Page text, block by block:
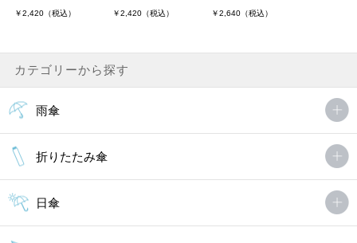
￥2,420（税込） ￥2,420（税込） ￥2,640（税込）
カテゴリーから探す
雨傘
折りたたみ傘
日傘